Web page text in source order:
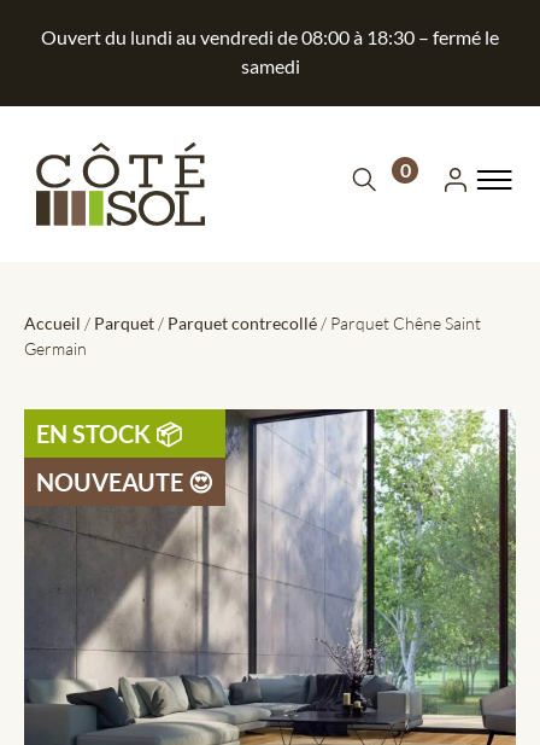
Ouvert du lundi au vendredi de 08:00 à 18:30 – fermé le
samedi
0
Accueil / Parquet / Parquet contrecollé / Parquet Chêne Saint
Germain
EN STOCK ​📦
NOUVEAUTE 😍